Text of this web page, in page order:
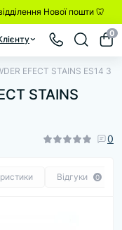
Нової пошти 🦷
0
EFECT STAINS ES14 3
STAINS
0
Відгуки 0